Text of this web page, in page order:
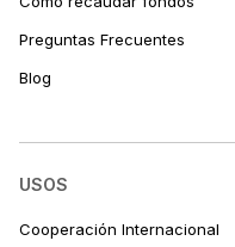
Preguntas Frecuentes
Blog
USOS
Cooperación Internacional